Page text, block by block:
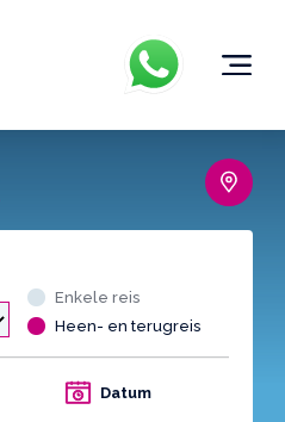
Enkele reis
Heen- en terugreis
Datum